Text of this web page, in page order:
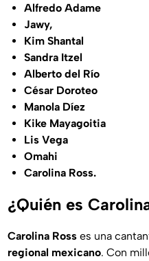
Alfredo Adame
Jawy,
Kim Shantal
Sandra Itzel
Alberto del Río
César Doroteo
Manola Díez
Kike Mayagoitia
Lis Vega
Omahi
Carolina Ross.
¿Quién es
Carolina Ross es una
regional mexicano. Con